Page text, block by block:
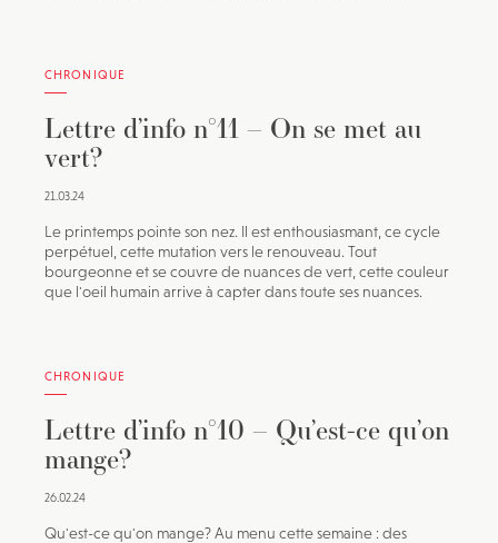
CHRONIQUE
Lettre d’info n°11 – On se met au
vert?
21.03.24
Le printemps pointe son nez. Il est enthousiasmant, ce cycle
perpétuel, cette mutation vers le renouveau. Tout
bourgeonne et se couvre de nuances de vert, cette couleur
que l'oeil humain arrive à capter dans toute ses nuances.
CHRONIQUE
Lettre d’info n°10 – Qu’est-ce qu’on
mange?
26.02.24
Qu'est-ce qu'on mange? Au menu cette semaine : des